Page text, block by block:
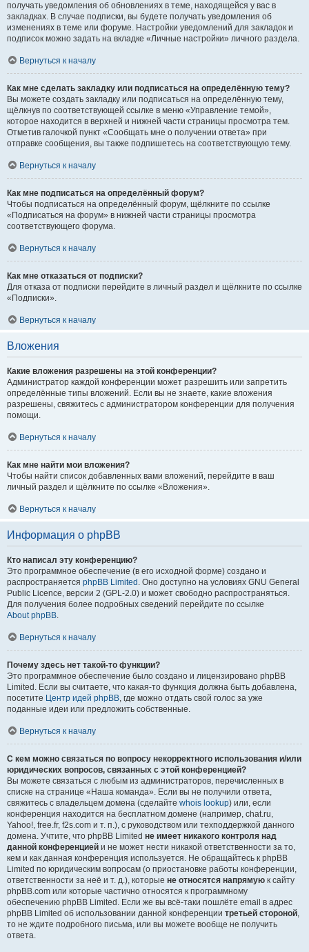
получать уведомления об обновлениях в теме, находящейся у вас в
закладках. В случае подписки, вы будете получать уведомления об
изменениях в теме или форуме. Настройки уведомлений для закладок и
подписок можно задать на вкладке «Личные настройки» личного раздела.
Вернуться к началу
Как мне сделать закладку или подписаться на определённую тему?
Вы можете создать закладку или подписаться на определённую тему,
щёлкнув по соответствующей ссылке в меню «Управление темой»,
которое находится в верхней и нижней части страницы просмотра тем.
Отметив галочкой пункт «Сообщать мне о получении ответа» при
отправке сообщения, вы также подпишетесь на соответствующую тему.
Вернуться к началу
Как мне подписаться на определённый форум?
Чтобы подписаться на определённый форум, щёлкните по ссылке
«Подписаться на форум» в нижней части страницы просмотра
соответствующего форума.
Вернуться к началу
Как мне отказаться от подписки?
Для отказа от подписки перейдите в личный раздел и щёлкните по ссылке
«Подписки».
Вернуться к началу
Вложения
Какие вложения разрешены на этой конференции?
Администратор каждой конференции может разрешить или запретить
определённые типы вложений. Если вы не знаете, какие вложения
разрешены, свяжитесь с администратором конференции для получения
помощи.
Вернуться к началу
Как мне найти мои вложения?
Чтобы найти список добавленных вами вложений, перейдите в ваш
личный раздел и щёлкните по ссылке «Вложения».
Вернуться к началу
Информация о phpBB
Кто написал эту конференцию?
Это программное обеспечение (в его исходной форме) создано и
распространяется phpBB Limited . Оно доступно на условиях GNU General
Public Licence, версии 2 (GPL-2.0) и может свободно распространяться.
Для получения более подробных сведений перейдите по ссылке
About phpBB.
Вернуться к началу
Почему здесь нет такой-то функции?
Это программное обеспечение было создано и лицензировано phpBB
Limited. Если вы считаете, что какая-то функция должна быть добавлена,
посетите Центр идей phpBB, где можно отдать свой голос за уже
поданные идеи или предложить собственные.
Вернуться к началу
С кем можно связаться по вопросу некорректного использования и/или
юридических вопросов, связанных с этой конференцией?
Вы можете связаться с любым из администраторов, перечисленных в
списке на странице «Наша команда». Если вы не получили ответа,
свяжитесь с владельцем домена (сделайте whois lookup) или, если
конференция находится на бесплатном домене (например, chat.ru,
Yahoo!, free.fr, f2s.com и т. п.), с руководством или техподдержкой данного
домена. Учтите, что phpBB Limited не имеет никакого контроля над
данной конференцией и не может нести никакой ответственности за то,
кем и как данная конференция используется. Не обращайтесь к phpBB
Limited по юридическим вопросам (о приостановке работы конференции,
ответственности за неё и т. д.), которые не относятся напрямую к сайту
phpBB.com или которые частично относятся к программному
обеспечению phpBB Limited. Если же вы всё-таки пошлёте email в адрес
phpBB Limited об использовании данной конференции третьей стороной,
то не ждите подробного письма, или вы можете вообще не получить
ответа.